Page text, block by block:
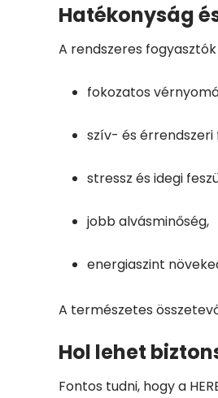
Hatékonyság
A rendszeres
fokozatos
szív- és érrendszeri
stressz és idegi
jobb alvásminőség,
energiaszint
A természetes
Hol lehet
Fontos tudni, hogy a